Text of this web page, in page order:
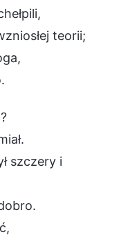
teorii;
szczery i